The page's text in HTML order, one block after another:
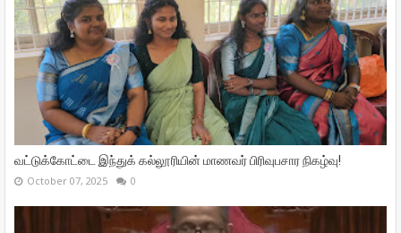
வட்டுக்கோட்டை இந்துக் கல்லூரியின் மாணவர் பிரிவுபசார நிகழ்வு!
October 07, 2025 0